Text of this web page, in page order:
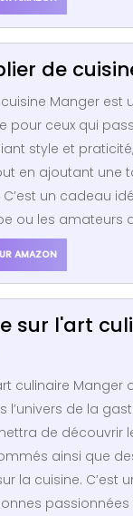
de
Manger est
pour ceux qui
style et
en ajoutant une
un cadeau
ou les amateurs
AMAZON
sur l'art
culinaire Manger
l’univers de la
de découvrir
ainsi que
la cuisine. C’est
passionnées